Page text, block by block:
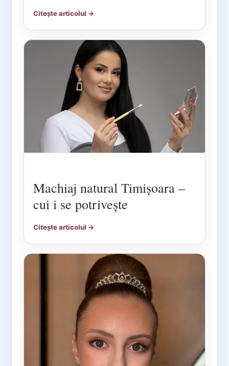
Citește articolul →
Machiaj natural Timișoara –
cui i se potrivește
Citește articolul →